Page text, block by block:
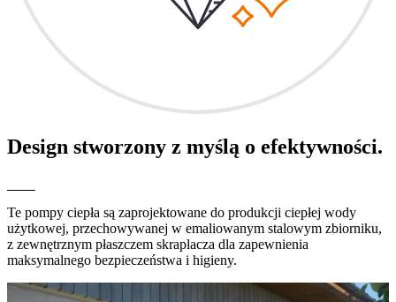
Design stworzony z myślą o efektywności.
Te pompy ciepła są zaprojektowane do produkcji ciepłej wody
użytkowej, przechowywanej w emaliowanym stalowym zbiorniku,
z zewnętrznym płaszczem skraplacza dla zapewnienia
maksymalnego bezpieczeństwa i higieny.